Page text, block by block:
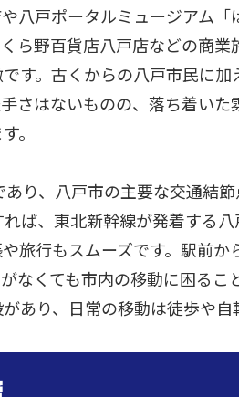
八戸ポータルミュージアム
ら野百貨店八戸店などの商
す。古くからの八戸市民に
さはないものの、落ち着い
。
り、八戸市の主要な交通結
ば、東北新幹線が発着する
旅行もスムーズです。駅前
なくても市内の移動に困る
あり、日常の移動は徒歩や自